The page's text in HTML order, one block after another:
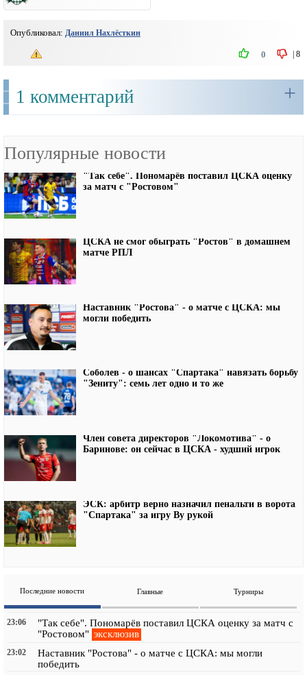
Опубликовал: Даниил Нахлёсткин
8
0
1 комментарий +
Популярные новости
"Так себе". Пономарёв поставил ЦСКА оценку
за матч с "Ростовом"
ЦСКА не смог обыграть "Ростов" в домашнем
матче РПЛ
Наставник "Ростова" - о матче с ЦСКА: мы
могли победить
Соболев - о шансах "Спартака" навязать борьбу
"Зениту": семь лет одно и то же
Член совета директоров "Локомотива" - о
Баринове: он сейчас в ЦСКА - худший игрок
ЭСК: арбитр верно назначил пенальти в ворота
"Спартака" за игру Ву рукой
Последние новости Главные Турниры
23:06
"Так себе". Пономарёв поставил ЦСКА оценку за матч с
"Ростовом" эксклюзив
23:02
Наставник "Ростова" - о матче с ЦСКА: мы могли
победить